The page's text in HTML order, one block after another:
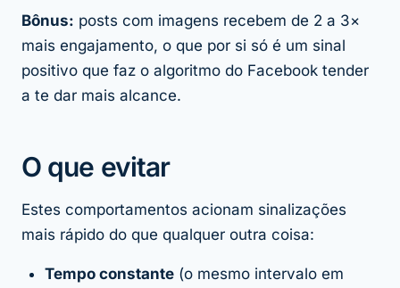
Bônus: posts com imagens recebem de 2 a 3×
mais engajamento, o que por si só é um sinal
positivo que faz o algoritmo do Facebook tender
a te dar mais alcance.
O que evitar
Estes comportamentos acionam sinalizações
mais rápido do que qualquer outra coisa:
Tempo constante (o mesmo intervalo em